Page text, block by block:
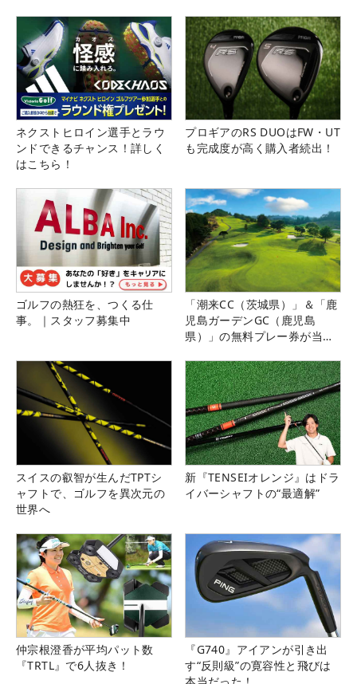
ネクストヒロイン選手とラウ
ンドできるチャンス！詳しく
はこちら！
プロギアのRS DUOはFW・UT
も完成度が高く購入者続出！
ゴルフの熱狂を、つくる仕
事。｜スタッフ募集中
「潮来CC（茨城県）」＆「鹿
児島ガーデンGC（鹿児島
県）」の無料プレー券が当た
スイスの叡智が生んだTPTシ
ャフトで、ゴルフを異次元の
世界へ
新『TENSEIオレンジ』はドラ
イバーシャフトの“最適解”
仲宗根澄香が平均パット数
『TRTL』で6人抜き！
『G740』アイアンが引き出
す“反則級”の寛容性と飛びは